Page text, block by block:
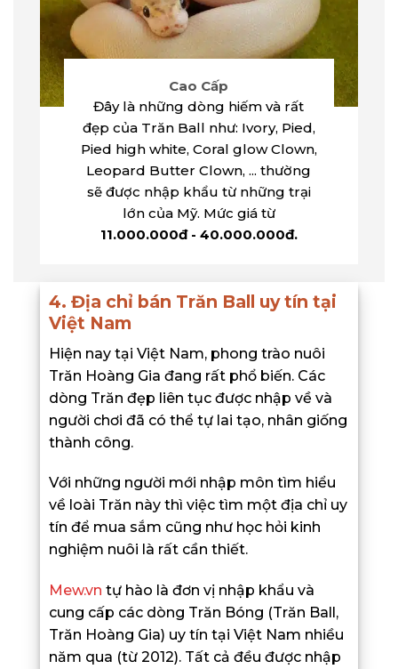
Cao Cấp
Đây là những dòng hiếm và rất
đẹp của Trăn Ball như: Ivory, Pied,
Pied high white, Coral glow Clown,
Leopard Butter Clown, ... thường
sẽ được nhập khẩu từ những trại
lớn của Mỹ. Mức giá từ
11.000.000đ - 40.000.000đ.
4. Địa chỉ bán Trăn Ball uy tín tại
Việt Nam
Hiện nay tại Việt Nam, phong trào nuôi
Trăn Hoàng Gia đang rất phổ biến. Các
dòng Trăn đẹp liên tục được nhập về và
người chơi đã có thể tự lai tạo, nhân giống
thành công.
Với những người mới nhập môn tìm hiểu
về loài Trăn này thì việc tìm một địa chỉ uy
tín để mua sắm cũng như học hỏi kinh
nghiệm nuôi là rất cần thiết.
Mew.vn tự hào là đơn vị nhập khẩu và
cung cấp các dòng Trăn Bóng (Trăn Ball,
Trăn Hoàng Gia) uy tín tại Việt Nam nhiều
năm qua (từ 2012). Tất cả đều được nhập